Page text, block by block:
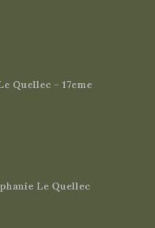
Quellec – 17eme
Le Quellec